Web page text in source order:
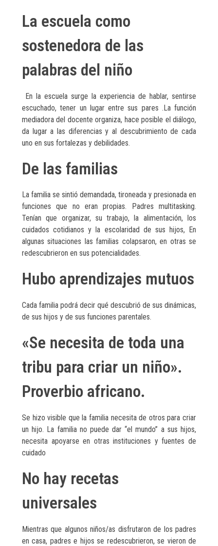
La escuela como
sostenedora de las
palabras del niño
En la escuela surge la experiencia de hablar, sentirse
escuchado, tener un lugar entre sus pares .La función
mediadora del docente organiza, hace posible el diálogo,
da lugar a las diferencias y al descubrimiento de cada
uno en sus fortalezas y debilidades.
De las familias
La familia se sintió demandada, tironeada y presionada en
funciones que no eran propias. Padres multitasking.
Tenían que organizar, su trabajo, la alimentación, los
cuidados cotidianos y la escolaridad de sus hijos, En
algunas situaciones las familias colapsaron, en otras se
redescubrieron en sus potencialidades.
Hubo aprendizajes mutuos
Cada familia podrá decir qué descubrió de sus dinámicas,
de sus hijos y de sus funciones parentales.
«Se necesita de toda una
tribu para criar un niño».
Proverbio africano.
Se hizo visible que la familia necesita de otros para criar
un hijo. La familia no puede dar “el mundo” a sus hijos,
necesita apoyarse en otras instituciones y fuentes de
cuidado
No hay recetas
universales
Mientras que algunos niños/as disfrutaron de los padres
en casa, padres e hijos se redescubrieron, se vieron de